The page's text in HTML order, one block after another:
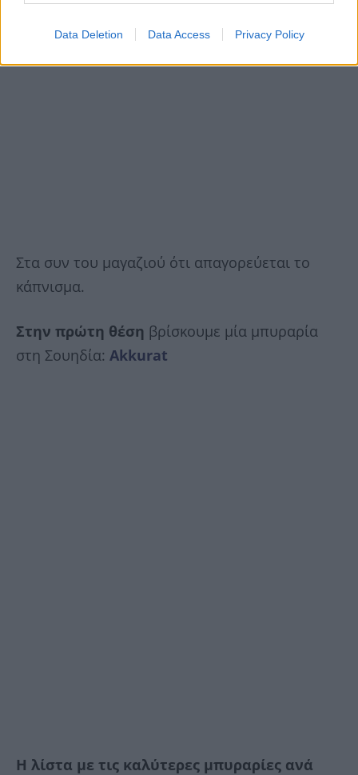
Data Deletion Data Access Privacy Policy
Στα συν του μαγαζιού ότι απαγορεύεται το
κάπνισμα.
Στην πρώτη θέση βρίσκουμε μία μπυραρία
στη Σουηδία: Akkurat
Η λίστα με τις καλύτερες μπυραρίες ανά